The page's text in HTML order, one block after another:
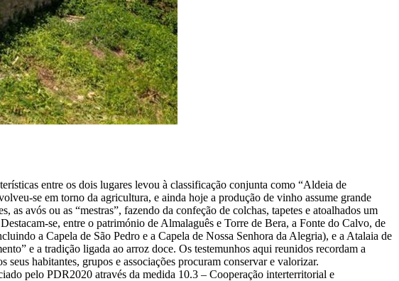
entre os dois lugares levou à classificação conjunta como “Aldeia de
se em torno da agricultura, e ainda hoje a produção de vinho assume grande
avós ou as “mestras”, fazendo da confeção de colchas, tapetes e atoalhados um
se, entre o património de Almalaguês e Torre de Bera, a Fonte do Calvo, de
a Capela de São Pedro e a Capela de Nossa Senhora da Alegria), e a Atalaia de
e a tradição ligada ao arroz doce. Os testemunhos aqui reunidos recordam a
habitantes, grupos e associações procuram conservar e valorizar.
pelo PDR2020 através da medida 10.3 – Cooperação interterritorial e